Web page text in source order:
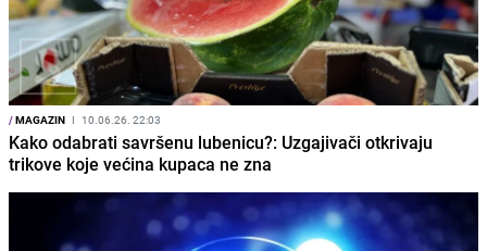
/MAGAZIN I 10.06.26. 22:03
Kako odabrati savršenu lubenicu?: Uzgajivači otkrivaju
trikove koje većina kupaca ne zna